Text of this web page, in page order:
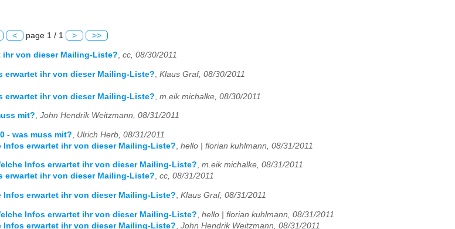
< page 1 / 1 > >>
ihr von dieser Mailing-Liste?, cc, 08/30/2011
erwartet ihr von dieser Mailing-Liste?
Klaus Graf, 08/30/2011
erwartet ihr von dieser Mailing-Liste?
m.eik michalke, 08/30/2011
mit?, John Hendrik Weitzmann, 08/31/2011
- was muss mit?
Ulrich Herb, 08/31/2011
Infos erwartet ihr von dieser Mailing-Liste? hello | florian kuhlmann, 08/31/2011
Infos erwartet ihr von dieser Mailing-Liste?, m.eik michalke, 08/31/2011
erwartet ihr von dieser Mailing-Liste?, cc, 08/31/2011
Infos erwartet ihr von dieser Mailing-Liste? Klaus Graf, 08/31/2011
Infos erwartet ihr von dieser Mailing-Liste? hello | florian kuhlmann, 08/31/2011
Infos erwartet ihr von dieser Mailing-Liste? John Hendrik Weitzmann, 08/31/2011